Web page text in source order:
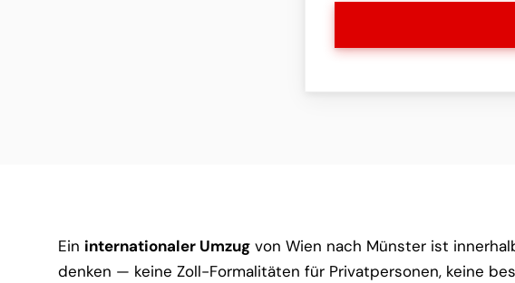
Ein internationaler Umzug von Wien nach Münster ist
denken — keine Zoll-Formalitäten für Privatpersonen, keine